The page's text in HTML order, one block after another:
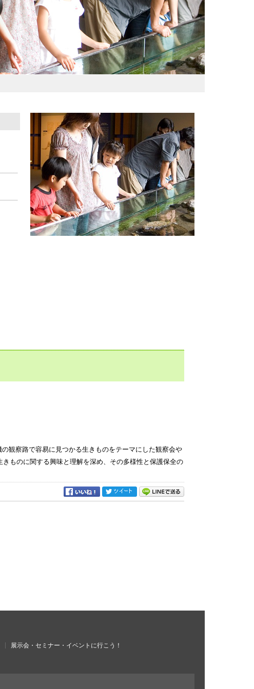
わおでかけガイド
観察路で容易に見つかる生きものをテーマにした観察会や
のに関する興味と理解を深め、その多様性と保護保全の
展示会・セミナー・イベントに行こう！